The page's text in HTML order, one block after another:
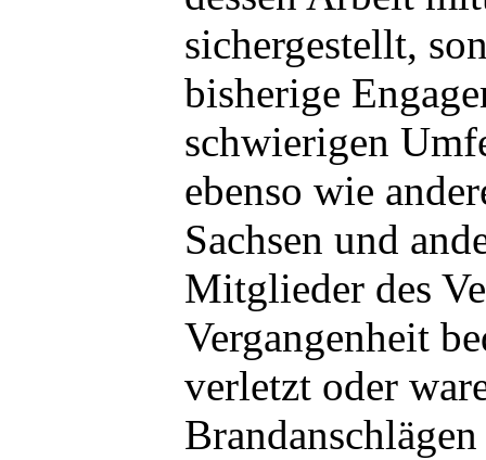
sichergestellt,
bisherige
schwierigen
ebenso wie
Sachsen und
Mitglieder des
Vergangenheit
verletzt oder